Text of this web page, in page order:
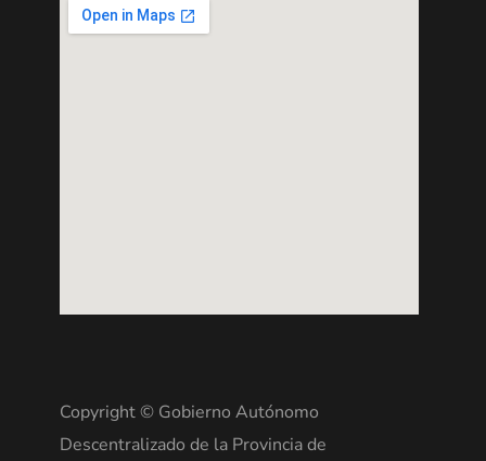
Copyright © Gobierno Autónomo
Descentralizado de la Provincia de